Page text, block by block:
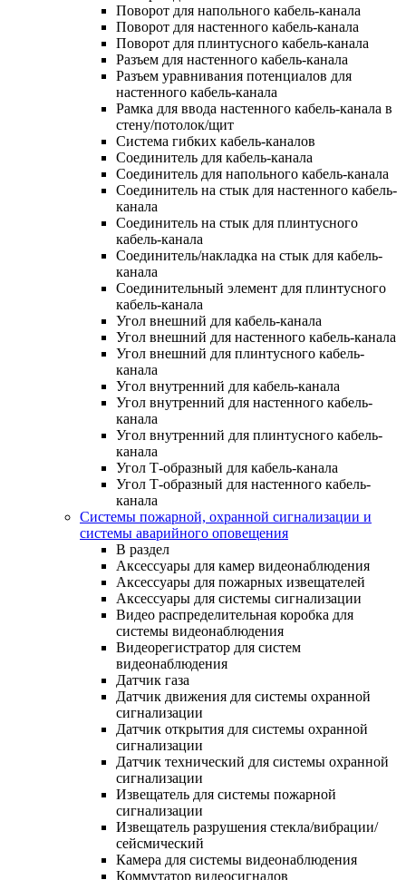
Поворот для напольного кабель-канала
Поворот для настенного кабель-канала
Поворот для плинтусного кабель-канала
Разъем для настенного кабель-канала
Разъем уравнивания потенциалов для
настенного кабель-канала
Рамка для ввода настенного кабель-канала в
стену/потолок/щит
Система гибких кабель-каналов
Соединитель для кабель-канала
Соединитель для напольного кабель-канала
Соединитель на стык для настенного кабель-
канала
Соединитель на стык для плинтусного
кабель-канала
Соединитель/накладка на стык для кабель-
канала
Соединительный элемент для плинтусного
кабель-канала
Угол внешний для кабель-канала
Угол внешний для настенного кабель-канала
Угол внешний для плинтусного кабель-
канала
Угол внутренний для кабель-канала
Угол внутренний для настенного кабель-
канала
Угол внутренний для плинтусного кабель-
канала
Угол Т-образный для кабель-канала
Угол Т-образный для настенного кабель-
канала
Системы пожарной, охранной сигнализации и
системы аварийного оповещения
В раздел
Аксессуары для камер видеонаблюдения
Аксессуары для пожарных извещателей
Аксессуары для системы сигнализации
Видео распределительная коробка для
системы видеонаблюдения
Видеорегистратор для систем
видеонаблюдения
Датчик газа
Датчик движения для системы охранной
сигнализации
Датчик открытия для системы охранной
сигнализации
Датчик технический для системы охранной
сигнализации
Извещатель для системы пожарной
сигнализации
Извещатель разрушения стекла/вибрации/
сейсмический
Камера для системы видеонаблюдения
Коммутатор видеосигналов